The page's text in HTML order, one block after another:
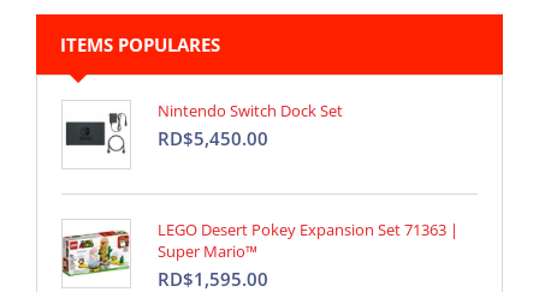
ITEMS POPULARES
Nintendo Switch Dock Set
RD$5,450.00
LEGO Desert Pokey Expansion Set 71363 |
Super Mario™
RD$1,595.00